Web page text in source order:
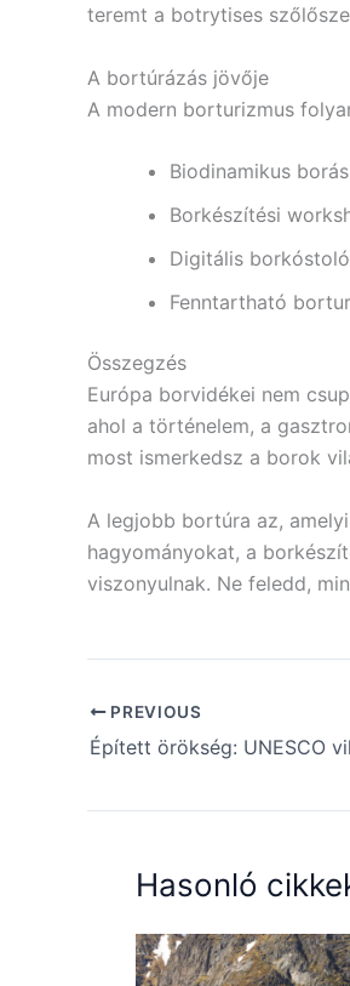
teremt a botrytises
A bortúrázás jövője
A modern borturizmus
Biodinamikus
Borkészítési
Digitális
Fenntartható
Összegzés
Európa borvidékei nem
ahol a történelem, a
most ismerkedsz a borok
A legjobb bortúra az,
hagyományokat, a
viszonyulnak. Ne feledd,
PREVIOUS
Hasonló